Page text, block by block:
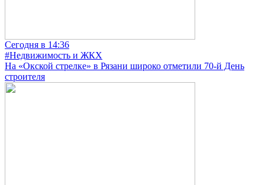
Сегодня в 14:36
#Недвижимость и ЖКХ
На «Окской стрелке» в Рязани широко отметили 70-й День
строителя